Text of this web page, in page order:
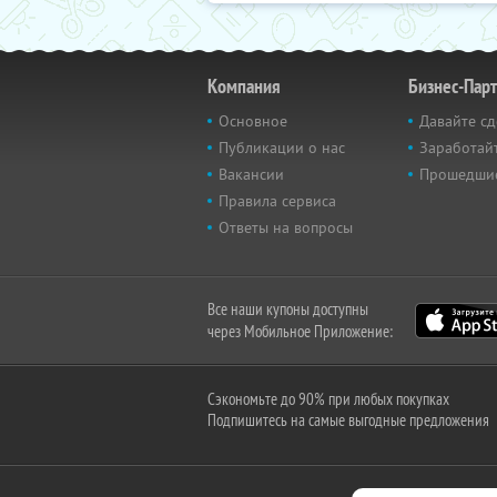
Компания
Основное
Публикации о нас
Вакансии
Правила сервиса
Ответы на вопросы
Бизнес-
Давайте
Все наши купоны доступны
через Мобильное Приложение:
Сэкономьте до 90% при любых покупках
Подпишитесь на самые выгодные предложения